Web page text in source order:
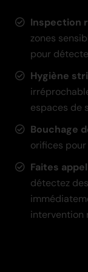
Inspection
zones
pour
Hygiène
espaces de
Bouchage
orifices
Faites
détectez
intervention